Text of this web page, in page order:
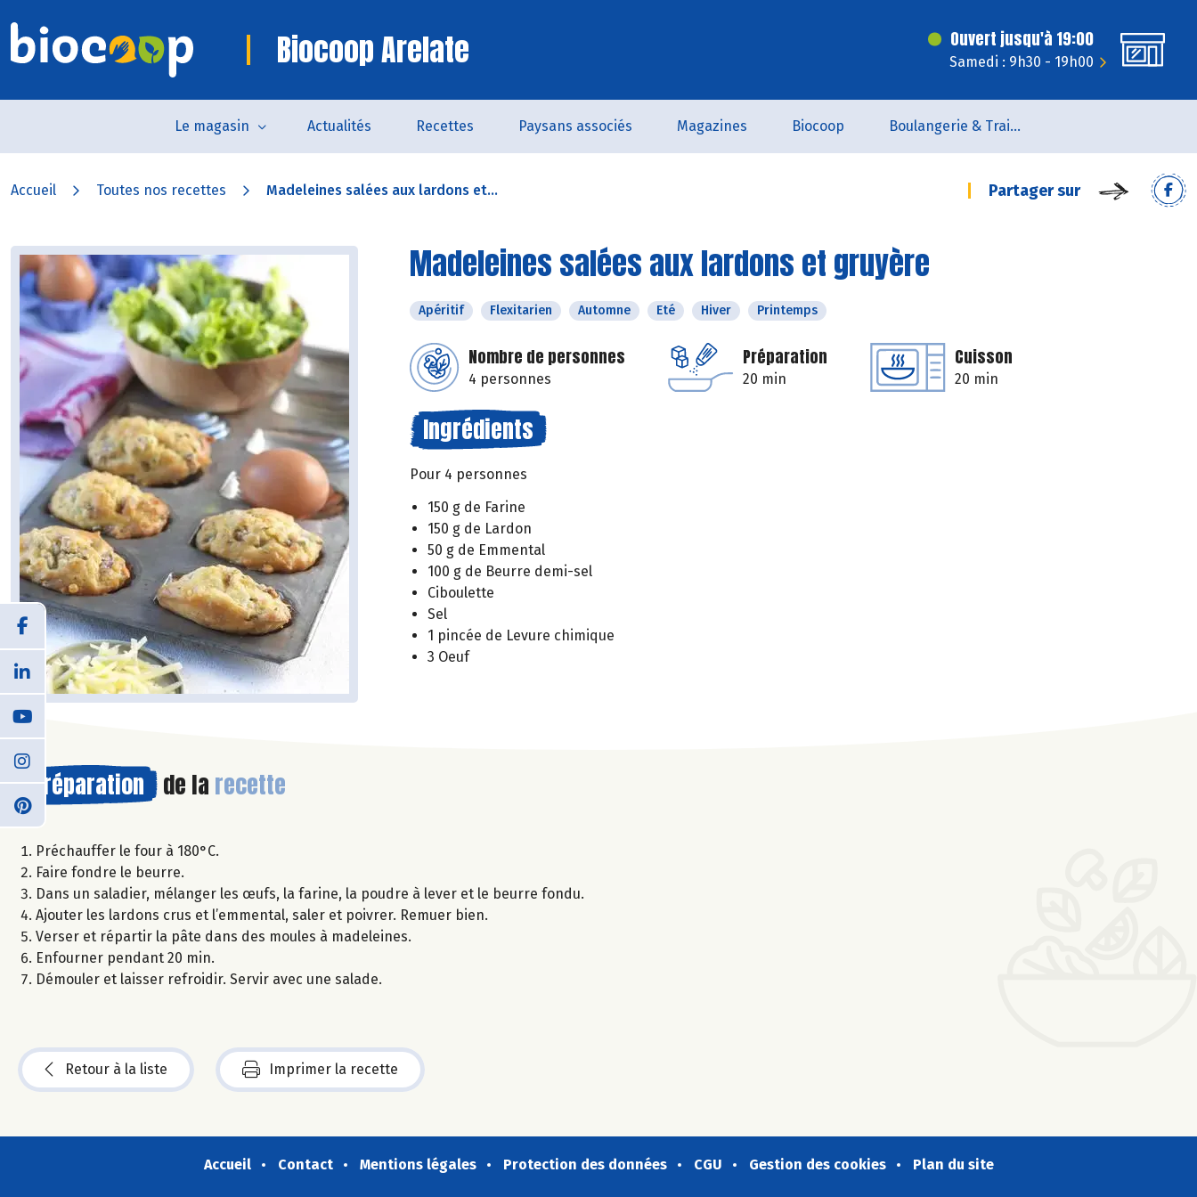
Biocoop Arelate Ouvert jusqu'à 19:00
Samedi : 9h30 - 19h00
Le magasin Actualités Recettes Paysans associés Magazines Biocoop Boulangerie & Traiteur
Accueil Toutes nos recettes Madeleines salées aux lardons et... Partager sur
Madeleines salées aux lardons et gruyère
Apéritif Flexitarien Automne Eté Hiver Printemps
Nombre de personnes
4 personnes
Préparation
20 min
Cuisson
20 min
Ingrédients
Pour 4 personnes
150 g de Farine
150 g de Lardon
50 g de Emmental
100 g de Beurre demi-sel
Ciboulette
Sel
1 pincée de Levure chimique
3 Oeuf
Préparation de la recette
Préchauffer le four à 180°C.
Faire fondre le beurre.
Dans un saladier, mélanger les œufs, la farine, la poudre à lever et le beurre fondu.
Ajouter les lardons crus et l’emmental, saler et poivrer. Remuer bien.
Verser et répartir la pâte dans des moules à madeleines.
Enfourner pendant 20 min.
Démouler et laisser refroidir. Servir avec une salade.
Retour à la liste Imprimer la recette
Accueil Contact Mentions légales Protection des données CGU Gestion des cookies Plan du site